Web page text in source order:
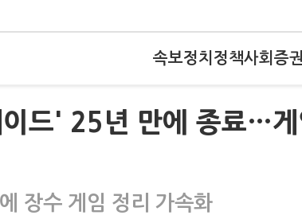
속보정치 정책사회 증권
드' 25년 만에 종료…게
장수 게임 정리 가속화